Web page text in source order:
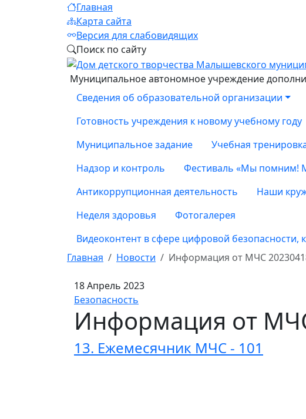
Главная
Карта сайта
Версия для слабовидящих
Поиск по сайту
Муниципальное автономное учреждение
Сведения об образовательной организации
Готовность учреждения к новому учебному году
Муниципальное задание
Учебная
Надзор и контроль
Фестиваль «Мы помним!
Антикоррупционная деятельность
Наши
Неделя здоровья
Фотогалерея
Видеоконтент в сфере цифровой
Главная
Новости Информация от МЧС
18 Апрель 2023
Безопасность
Информация от
13. Ежемесячник МЧС - 101